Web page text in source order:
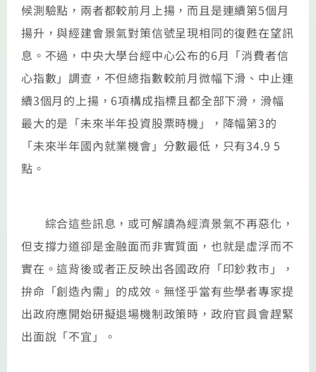
候測驗點，兩者都較前月上揚，而且是連續第5個月
揚升，與經建會景氣對策信號呈現相同的復甦在望訊
息。不過，中央大學台經中心公布的6月「消費者信
心指數」調查，不但總指數較前月微幅下滑、中止連
續3個月的上揚，6項構成指標且都全部下滑，滑幅
最大的是「未來半年投資股票時機」，降幅第3的
「未來半年國內就業機會」分數最低，只有34.9 5
點。
綜合這些訊息，或可解讀為經濟景氣不再惡化，
但支撐力道卻是金融面而非實質面，也就是虛浮而不
實在。這背後或者正反映出各國政府「印鈔救市」，
拚命「創造內需」的成效。無怪乎當有些學者專家提
出政府應開始研擬退場機制政策時，政府官員會趕緊
出面說「不宜」。